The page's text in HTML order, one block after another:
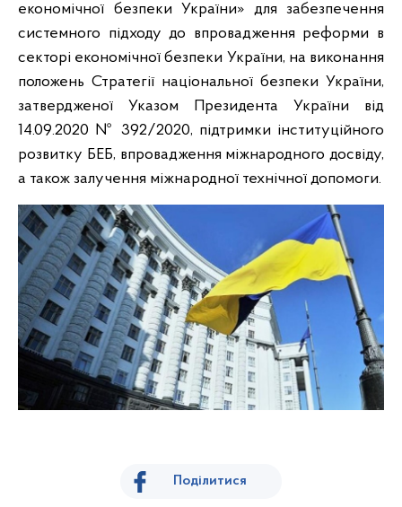
економічної безпеки України» для забезпечення
системного підходу до впровадження реформи в
секторі економічної безпеки України, на виконання
положень Стратегії національної безпеки України,
затвердженої Указом Президента України від
14.09.2020 № 392/2020, підтримки інституційного
розвитку БЕБ, впровадження міжнародного досвіду,
а також залучення міжнародної технічної допомоги.
Поділитися